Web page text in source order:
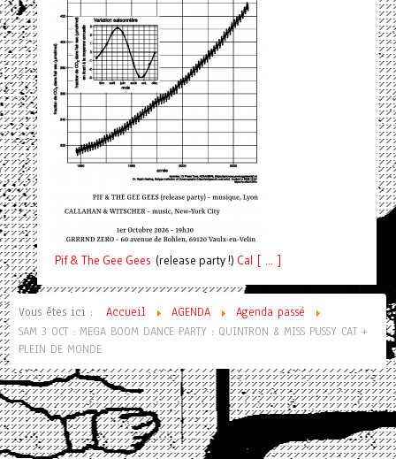
Pif& The Gee Gees (release party !) Cal [ ... ]
Vous êtes ici : Accueil AGENDA
Agenda passé
SAM 3 OCT : MEGA BOOM DANCE PARTY : QUINTRON & MISS PUSSY CAT +
PLEIN DE MONDE